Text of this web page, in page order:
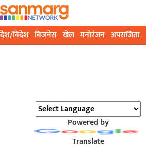
देश/विदेश बिजनेस खेल मनोरंजन अपराजिता
Powered by
Translate